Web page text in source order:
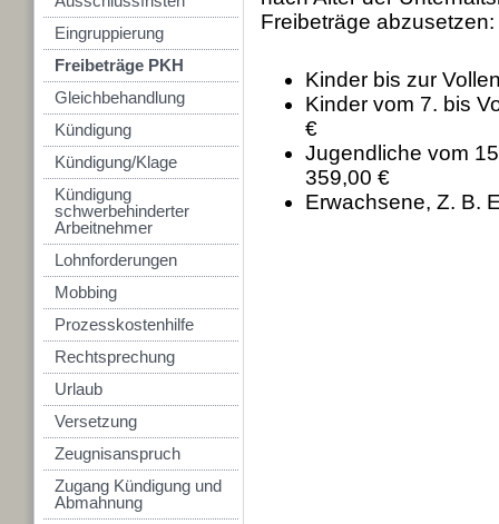
Eingruppierung
Freibeträge PKH
Gleichbehandlung
Kündigung
Kündigung/Klage
Kündigung
schwerbehinderter
Arbeitnehmer
Lohnforderungen
Mobbing
Prozesskostenhilfe
Rechtsprechung
Urlaub
Versetzung
Zeugnisanspruch
Zugang Kündigung und
Abmahnung
Freibeträge abzusetzen:
Kinder bis zur
Kinder vom 7. bis
€
Jugendliche vom
359,00 €
Erwachsene, Z. B.